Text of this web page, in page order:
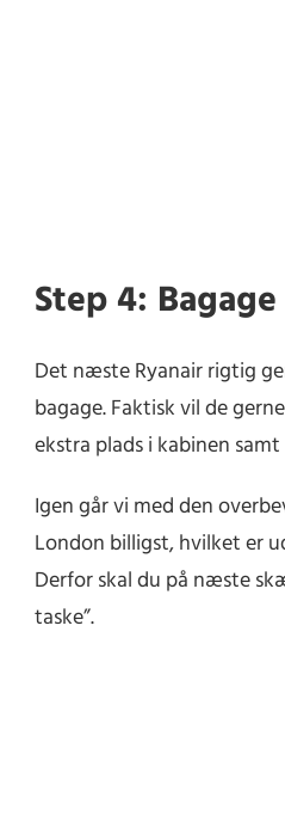
Step 4: Bagage
Det næste Ryanair rigtig
bagage. Faktisk vil de
ekstra plads i kabinen
Igen går vi med den
London billigst, hvilket er
Derfor skal du på næste
taske”.